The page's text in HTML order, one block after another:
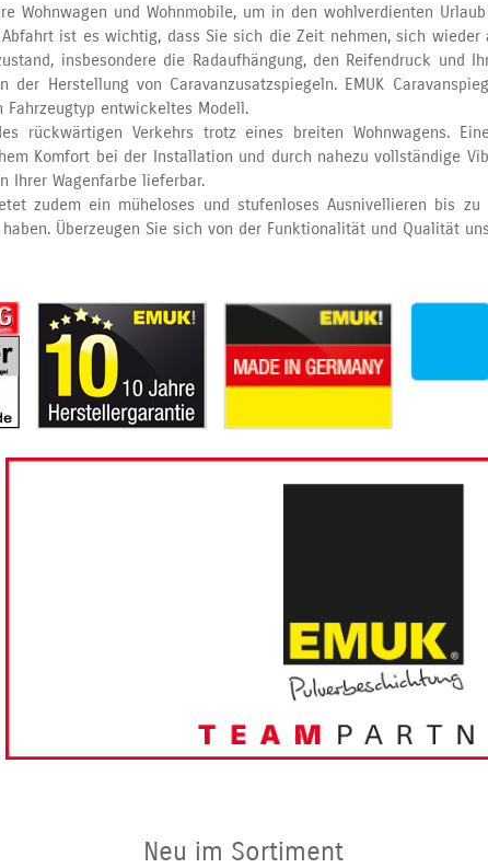
Wohnwagen und Wohnmobile, um in den wohlverdienten
ist es wichtig, dass Sie sich die Zeit nehmen, sich wieder
insbesondere die Radaufhängung, den Reifendruck und
Herstellung von Caravanzusatzspiegeln. EMUK
entwickeltes Modell.
rückwärtigen Verkehrs trotz eines breiten Wohnwagens.
Komfort bei der Installation und durch nahezu vollständige
Ihrer Wagenfarbe lieferbar.
zudem ein müheloses und stufenloses Ausnivellieren bis
Überzeugen Sie sich von der Funktionalität und Qualität
Neu im Sortiment